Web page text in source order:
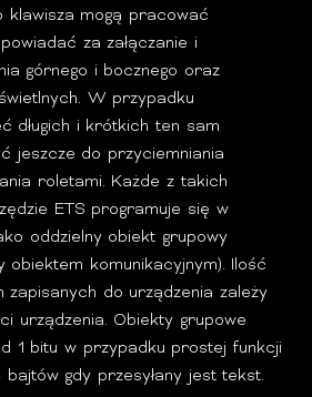
klawisza mogą pracować
za załączanie i
górnego i bocznego oraz
W przypadku
długich i krótkich ten sam
jeszcze do przyciemniania
roletami. Każde z takich
ETS programuje się w
oddzielny obiekt grupowy
obiektem komunikacyjnym). Ilość
zapisanych do urządzenia zależy
urządzenia. Obiekty grupowe
1 bitu w przypadku prostej funkcji
bajtów gdy przesyłany jest tekst.